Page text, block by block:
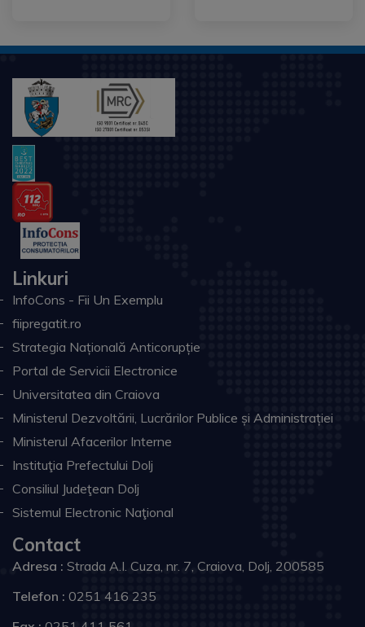
Linkuri
InfoCons - Fii Un Exemplu
fiipregatit.ro
Strategia Națională Anticorupție
Portal de Servicii Electronice
Universitatea din Craiova
Ministerul Dezvoltării, Lucrărilor Publice și Administrației
Ministerul Afacerilor Interne
Instituţia Prefectului Dolj
Consiliul Judeţean Dolj
Sistemul Electronic Naţional
Contact
Adresa : Strada A.I. Cuza, nr. 7, Craiova, Dolj, 200585
Telefon : 0251 416 235